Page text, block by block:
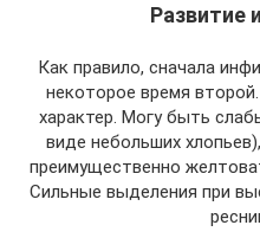
Развитие
Как правило, сначала
некоторое время
характер. Могу быть
виде небольших
преимущественно
Сильные выделения при